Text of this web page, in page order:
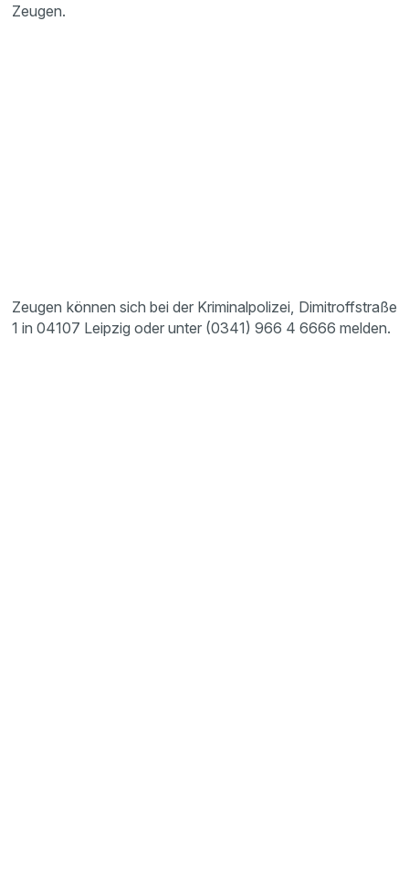
Zeugen.
Zeugen können sich bei der Kriminalpolizei, Dimitroffstraße
1 in 04107 Leipzig oder unter (0341) 966 4 6666 melden.